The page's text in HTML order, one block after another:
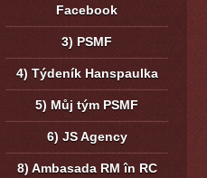
Facebook
3) PSMF
4) Týdeník Hanspaulka
5) Můj tým PSMF
6) JS Agency
8) Ambasada RM în RC